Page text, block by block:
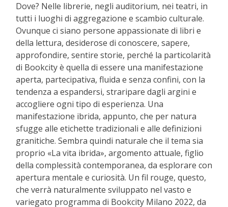
Dove? Nelle librerie, negli auditorium, nei teatri, in
tutti i luoghi di aggregazione e scambio culturale.
Ovunque ci siano persone appassionate di libri e
della lettura, desiderose di conoscere, sapere,
approfondire, sentire storie, perché la particolarità
di Bookcity è quella di essere una manifestazione
aperta, partecipativa, fluida e senza confini, con la
tendenza a espandersi, straripare dagli argini e
accogliere ogni tipo di esperienza. Una
manifestazione ibrida, appunto, che per natura
sfugge alle etichette tradizionali e alle definizioni
granitiche. Sembra quindi naturale che il tema sia
proprio «La vita ibrida», argomento attuale, figlio
della complessità contemporanea, da esplorare con
apertura mentale e curiosità. Un fil rouge, questo,
che verrà naturalmente sviluppato nel vasto e
variegato programma di Bookcity Milano 2022, da